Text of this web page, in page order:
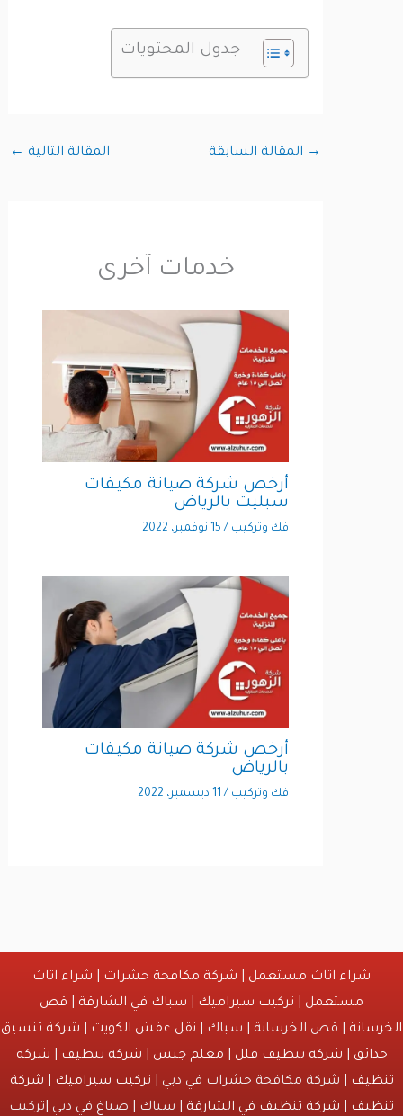
جدول المحتويات
المقالة السابقة المقالة التالية←
خدمات آخرى
أرخص شركة صيانة مكيفات
سبليت بالرياض
فك وتركيب/15 نوفمبر، 2022
أرخص شركة صيانة مكيفات
بالرياض
فك وتركيب/11 ديسمبر، 2022
شراء اثاث مستعمل|شركة مكافحة حشرات|شراء اثاث
مستعمل|تركيب سيراميك|سباك في الشارقة|قص
| قص الخرسانة | سباك |نقل عفش الكويت|شركة تنسيق
|شركة تنظيف فلل |معلم جبس|شركة تنظيف|شركة
| شركة مكافحة حشرات في دبي |تركيب سيراميك|شركة
|شركة تنظيف في الشارقة| سباك | صباغ في دبي |تركيب